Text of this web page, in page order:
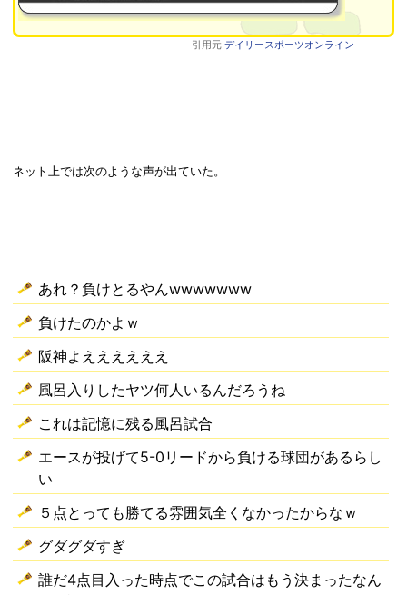
引用元 デイリースポーツオンライン
ネット上では次のような声が出ていた。
あれ？負けとるやんwwwwwww
負けたのかよｗ
阪神よええええええ
風呂入りしたヤツ何人いるんだろうね
これは記憶に残る風呂試合
エースが投げて5-0リードから負ける球団があるらし
い
５点とっても勝てる雰囲気全くなかったからなｗ
グダグダすぎ
誰だ4点目入った時点でこの試合はもう決まったなん